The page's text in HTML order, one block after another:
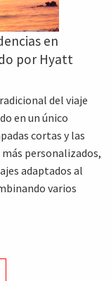
en
por Hyatt
del viaje
en un único
cortas y las
personalizados,
adaptados al
varios